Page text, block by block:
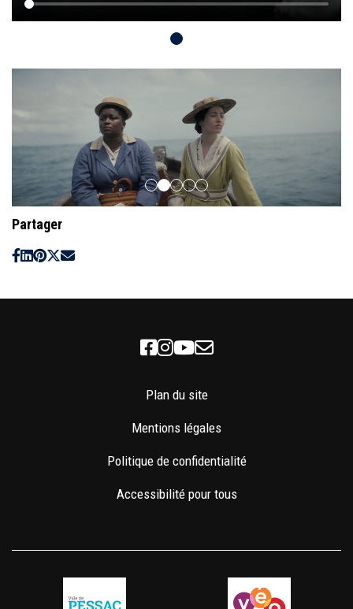
Partager
Facebook
Instagram
Youtube
Newsletter
Plan du site
Mentions légales
Politique de confidentialité
Accessibilité pour tous